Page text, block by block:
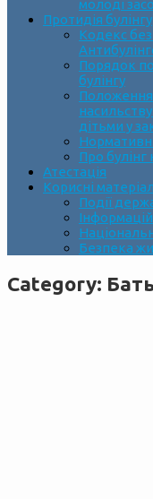
молоді
Протидія булінгу
Кодекс
Порядок
булінгу
Положення
дітьми у
Про булінг
Атестація
Корисні
Події
Безпека
Category: